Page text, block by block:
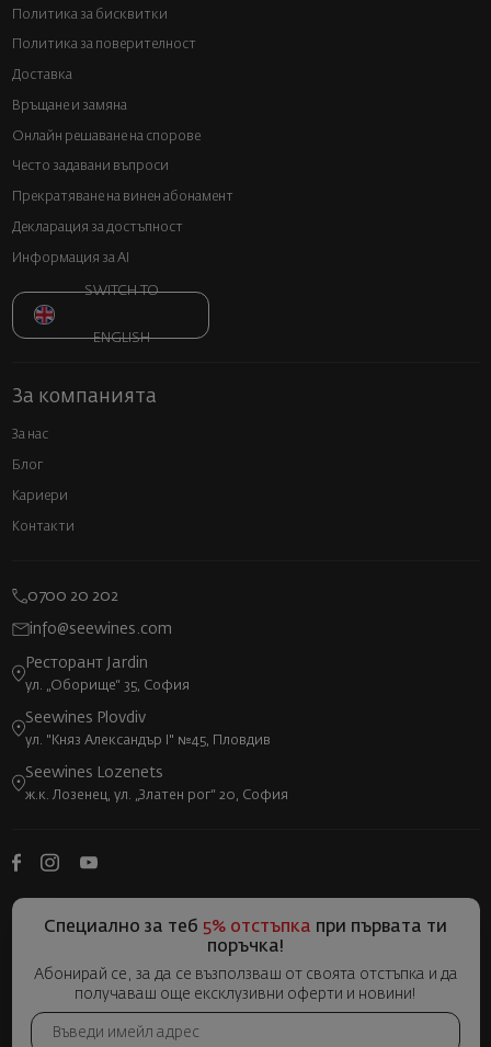
Политика за бисквитки
Политика за поверителност
Доставка
Връщане и замяна
Онлайн решаване на спорове
Често задавани въпроси
Прекратяване на винен абонамент
Декларация за достъпност
Информация за AI
SWITCH TO
ENGLISH
За компанията
За нас
Блог
Кариери
Контакти
0700 20 202
info@seewines.com
Ресторант Jardin
ул. „Оборище“ 35, София
Seewines Plovdiv
ул. "Княз Александър I" №45, Пловдив
Seewines Lozenets
ж.к. Лозенец, ул. „Златен рог“ 20, София
Специално за теб 5% отстъпка при първата ти
поръчка!
Абонирай се, за да се възползваш от своята отстъпка и да
получаваш още ексклузивни оферти и новини!